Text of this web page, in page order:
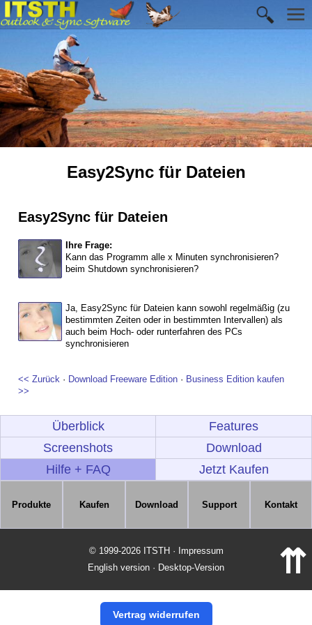
Easy2Sync für Dateien
Easy2Sync für Dateien
Ihre Frage:
Kann das Programm alle x Minuten synchronisieren?
beim Shutdown synchronisieren?
Ja, Easy2Sync für Dateien kann sowohl regelmäßig (zu
bestimmten Zeiten oder in bestimmten Intervallen) als
auch beim Hoch- oder runterfahren des PCs
synchronisieren
<< Zurück · Download Freeware Edition · Business Edition kaufen
>>
Überblick
Features
Screenshots
Download
Hilfe + FAQ
Jetzt Kaufen
Produkte Kaufen Download Support Kontakt
© 1999-2026 ITSTH · Impressum
English version · Desktop-Version ⇈
Vertrag widerrufen